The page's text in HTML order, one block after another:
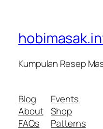
Kumpulan Resep
Blog
About
FAQs
Events
Shop
Patterns